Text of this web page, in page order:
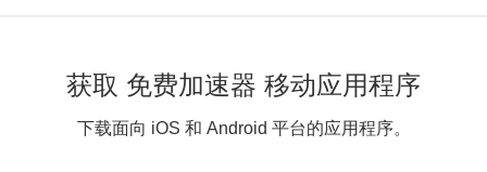
获取 免费加速器 移动应用程序
下载面向 iOS 和 Android 平台的应用程序。